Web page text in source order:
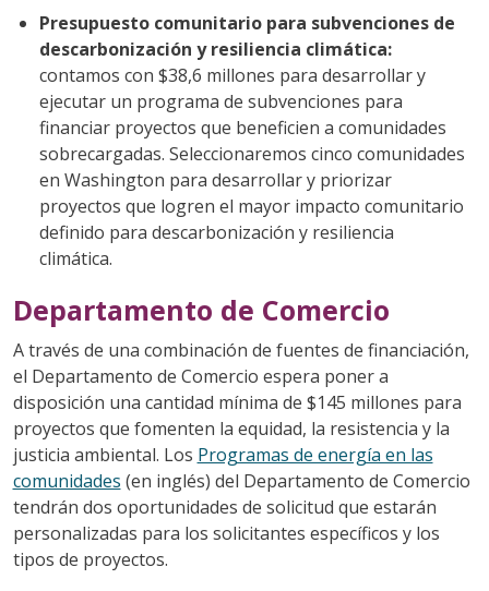
Presupuesto comunitario para subvenciones de
descarbonización y resiliencia climática:
contamos con $38,6 millones para desarrollar y
ejecutar un programa de subvenciones para
financiar proyectos que beneficien a comunidades
sobrecargadas. Seleccionaremos cinco comunidades
en Washington para desarrollar y priorizar
proyectos que logren el mayor impacto comunitario
definido para descarbonización y resiliencia
climática.
Departamento de Comercio
A través de una combinación de fuentes de financiación,
el Departamento de Comercio espera poner a
disposición una cantidad mínima de $145 millones para
proyectos que fomenten la equidad, la resistencia y la
justicia ambiental. Los Programas de energía en las
comunidades (en inglés) del Departamento de Comercio
tendrán dos oportunidades de solicitud que estarán
personalizadas para los solicitantes específicos y los
tipos de proyectos.